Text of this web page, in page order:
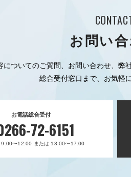
お問い
についてのご質問、お問い合わせ、弊
総合受付窓口まで、お気軽
お電話総合受付
72-6151
9:00〜12:00 または 13:00〜17:00